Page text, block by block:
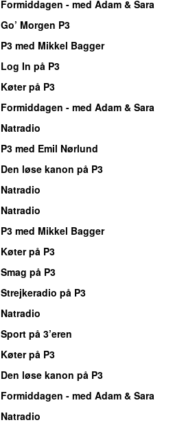
Formiddagen - med Adam & Sara
Go’ Morgen P3
P3 med Mikkel Bagger
Log In på P3
Køter på P3
Formiddagen - med Adam & Sara
Natradio
P3 med Emil Nørlund
Den løse kanon på P3
Natradio
Natradio
P3 med Mikkel Bagger
Køter på P3
Smag på P3
Strejkeradio på P3
Natradio
Sport på 3’eren
Køter på P3
Den løse kanon på P3
Formiddagen - med Adam & Sara
Natradio